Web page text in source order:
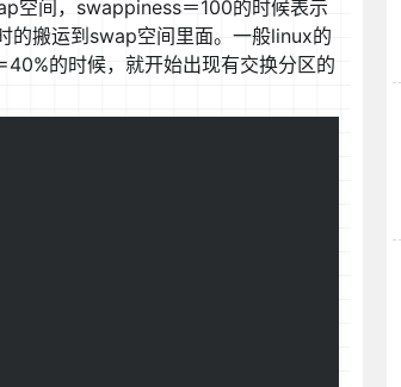
空间，swappiness＝100的时候表示
的搬运到swap空间里面。一般linux的
的时候，就开始出现有交换分区的